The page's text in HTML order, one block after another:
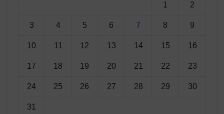
1 2
3 4 5 6 7 8 9
10 11 12 13 14 15 16
17 18 19 20 21 22 23
24 25 26 27 28 29 30
31